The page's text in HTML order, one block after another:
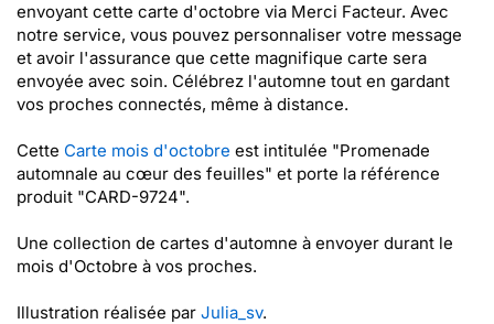
envoyant cette carte d'octobre via Merci Facteur. Avec
notre service, vous pouvez personnaliser votre message
et avoir l'assurance que cette magnifique carte sera
envoyée avec soin. Célébrez l'automne tout en gardant
vos proches connectés, même à distance.
Cette Carte mois d'octobre est intitulée "Promenade
automnale au cœur des feuilles" et porte la référence
produit "CARD-9724".
Une collection de cartes d'automne à envoyer durant le
mois d'Octobre à vos proches.
Illustration réalisée par Julia_sv.